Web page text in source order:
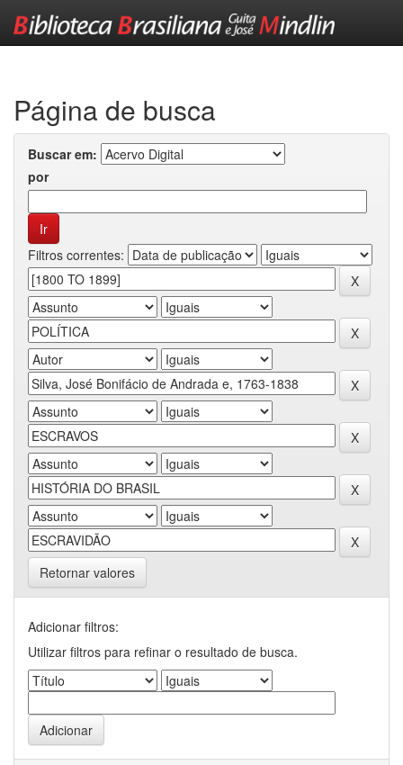
Página de busca
Buscar em:
por
Filtros correntes:
Retornar valores
Adicionar filtros:
Utilizar filtros para refinar o resultado de busca.